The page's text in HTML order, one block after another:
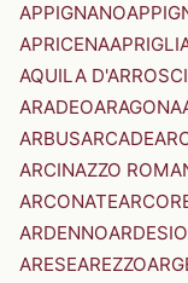
APPIGNANO
APRICENA
AQUILA
ARADEOARAGONA
ARBUSARCADE
ARCINAZZO
ARCONATE
ARDENNOARDESIO
ARESEAREZZO